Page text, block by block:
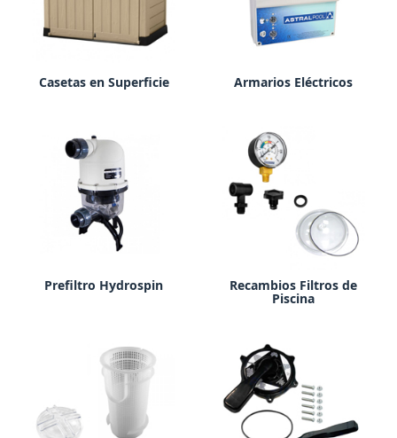
Casetas en Superficie Armarios Eléctricos
Prefiltro Hydrospin Recambios Filtros de
Piscina